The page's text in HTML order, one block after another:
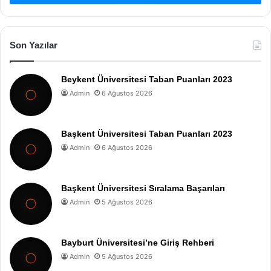
Son Yazılar
Beykent Üniversitesi Taban Puanları 2023
Admin 6 Ağustos 2026
Başkent Üniversitesi Taban Puanları 2023
Admin 6 Ağustos 2026
Başkent Üniversitesi Sıralama Başarıları
Admin 5 Ağustos 2026
Bayburt Üniversitesi’ne Giriş Rehberi
Admin 5 Ağustos 2026